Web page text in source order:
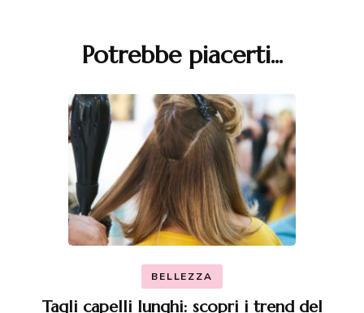
NavigazionePotrebbe piacerti...
BELLEZZA
Tagli capelli lunghi: scopri i trend del